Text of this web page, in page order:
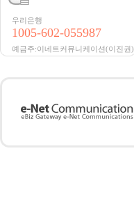
우리은행
1005-602-055987
예금주:이네트커뮤니케이션(이진권)